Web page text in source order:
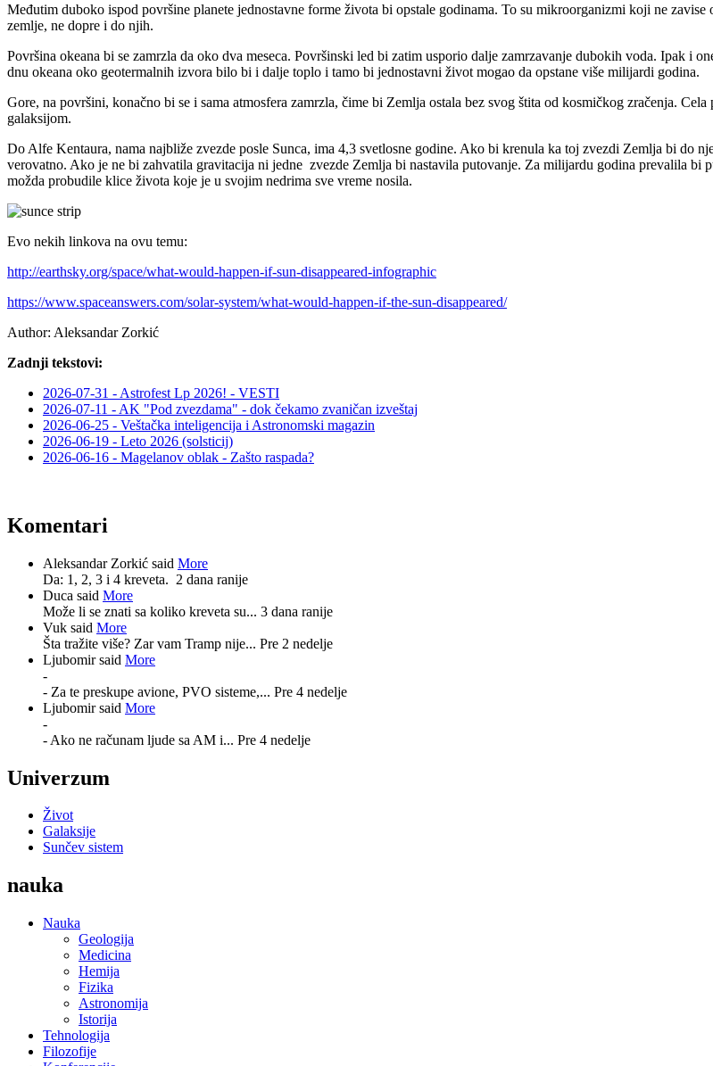
Međutim duboko ispod površine planete jednostavne forme života bi opstale godinama. To su mikroorganizmi koji ne
zemlje, ne dopre i do njih.
Površina okeana bi se zamrzla da oko dva meseca. Površinski led bi zatim usporio dalje zamrzavanje dubokih voda. Ipak i
dnu okeana oko geotermalnih izvora bilo bi i dalje toplo i tamo bi jednostavni život mogao da opstane više milijardi godina.
Gore, na površini, konačno bi se i sama atmosfera zamrzla, čime bi Zemlja ostala bez svog štita od kosmičkog zračenja.
galaksijom.
Do Alfe Kentaura, nama najbliže zvezde posle Sunca, ima 4,3 svetlosne godine. Ako bi krenula ka toj zvezdi Zemlja bi do
verovatno. Ako je ne bi zahvatila gravitacija ni jedne zvezde Zemlja bi nastavila putovanje. Za milijardu godina prevalila bi
možda probudile klice života koje je u svojim nedrima sve vreme nosila.
Evo nekih linkova na ovu temu:
http://earthsky.org/space/what-would-happen-if-sun-disappeared-infographic
https://www.spaceanswers.com/solar-system/what-would-happen-if-the-sun-disappeared/
Author: Aleksandar Zorkić
Zadnji tekstovi:
2026-07-31 - Astrofest Lp 2026! - VESTI
2026-07-11 - AK "Pod zvezdama" - dok čekamo zvaničan izveštaj
2026-06-25 - Veštačka inteligencija i Astronomski magazin
2026-06-19 - Leto 2026 (solsticij)
2026-06-16 - Magelanov oblak - Zašto raspada?
Komentari
Aleksandar Zorkić said More
Da: 1, 2, 3 i 4 kreveta. 2 dana ranije
Duca said More
Može li se znati sa koliko kreveta su... 3 dana ranije
Vuk said More
Šta tražite više? Zar vam Tramp nije... Pre 2 nedelje
Ljubomir said More
-
- Za te preskupe avione, PVO sisteme,... Pre 4 nedelje
Ljubomir said More
-
- Ako ne računam ljude sa AM i... Pre 4 nedelje
Univerzum
Život
Galaksije
Sunčev sistem
nauka
Nauka
Geologija
Medicina
Hemija
Fizika
Astronomija
Istorija
Tehnologija
Filozofije